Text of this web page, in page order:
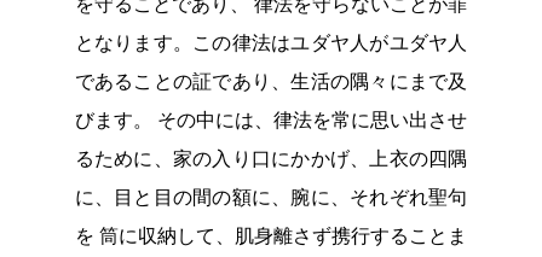
を守ることであり、 律法を守らないことが罪
となります。この律法はユダヤ人がユダヤ人
であることの証であり、生活の隅々にまで及
びます。 その中には、律法を常に思い出させ
るために、家の入り口にかかげ、上衣の四隅
に、目と目の間の額に、腕に、それぞれ聖句
を 筒に収納して、肌身離さず携行することま